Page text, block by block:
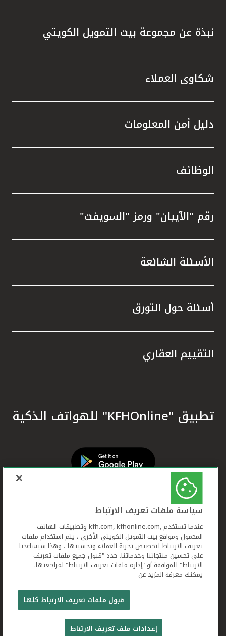
نبذة عن مجموعة بيت التمويل الكويتي
شكاوى العملاء
دليل أمن المعلومات
الوظائف
رقم "الآيبان" ورمز "السويفت"
الأسئلة الشائعة
أسئلة حول التورق
التقييم العقاري
تطبيق "KFHOnline" للهواتف الذكية
بيت التمويل الكويتي جميع الحقوق محفوظة © 2026
شروط وأحكام استخدام الموقع الإلكتروني
تعريف الارتباط بيان الخصوصية
سياسة ملفات تعريف الارتباط
عندما تستخدم ,kfh.com, kfhonline.com وتطبيقات الهاتف
المحمول ومواقع بيت التمويل الكويتي الأخرى ، يتم استخدام ملفات
تعريف الارتباط لتخصيص تجربة العملاء وتحسينها ، وهذا سيساعدنا
على تحسين منتجاتنا وخدماتنا. حدد "قبول جميع ملفات تعريف
الارتباط" للموافقة أو "إدارة ملفات تعريف الارتباط" لمراجعتها.
يمكنك معرفة المزيد عن
قبول ملفات تعريف الارتباط كلها
إعدادات ملف تعريف الارتباط